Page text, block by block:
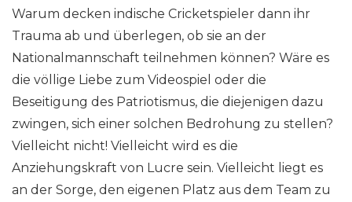
Warum decken indische Cricketspieler dann ihr
Trauma ab und überlegen, ob sie an der
Nationalmannschaft teilnehmen können? Wäre es
die völlige Liebe zum Videospiel oder die
Beseitigung des Patriotismus, die diejenigen dazu
zwingen, sich einer solchen Bedrohung zu stellen?
Vielleicht nicht! Vielleicht wird es die
Anziehungskraft von Lucre sein. Vielleicht liegt es
an der Sorge, den eigenen Platz aus dem Team zu